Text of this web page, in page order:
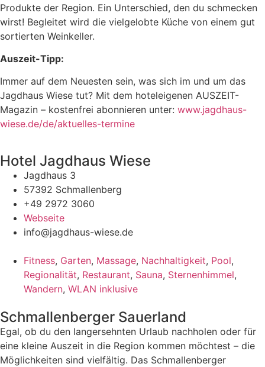
Produkte der Region. Ein Unterschied, den du schmecken
wirst! Begleitet wird die vielgelobte Küche von einem gut
sortierten Weinkeller.
Auszeit-Tipp:
Immer auf dem Neuesten sein, was sich im und um das
Jagdhaus Wiese tut? Mit dem hoteleigenen AUSZEIT-
Magazin – kostenfrei abonnieren unter: www.jagdhaus-
wiese.de/de/aktuelles-termine
Hotel Jagdhaus Wiese
Jagdhaus 3
57392 Schmallenberg
+49 2972 3060
Webseite
info@jagdhaus-wiese.de
Fitness, Garten, Massage, Nachhaltigkeit, Pool,
Regionalität, Restaurant, Sauna, Sternenhimmel,
Wandern, WLAN inklusive
Schmallenberger Sauerland
Egal, ob du den langersehnten Urlaub nachholen oder für
eine kleine Auszeit in die Region kommen möchtest – die
Möglichkeiten sind vielfältig. Das Schmallenberger